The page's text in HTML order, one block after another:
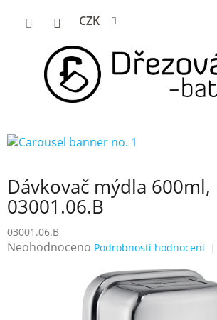
CZK
Dávkovač mýdla
03001.06.B
03001.06.B
Průměrné
Neohodnoceno Podrobnosti hodnocení